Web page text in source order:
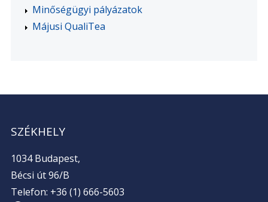
Minőségügyi pályázatok
Májusi QualiTea
SZÉKHELY
1034 Budapest,
Bécsi út 96/B
Telefon: +36 (1) 666-5603